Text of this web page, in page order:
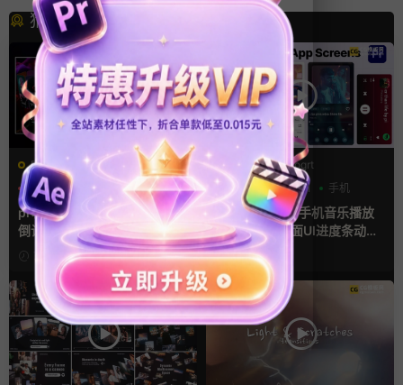
猜你喜欢
PR基本图形mogrt
PR基本图形
三维 倒计时
pr轮播模板 方屏竖屏4K展示
倒计时轮播图PR模版
7小时前
PR基本图形mogrt
PR基本图形
UI 手机
Premiere模板 手机音乐播放
器App软件界面UI进度条动画
视频样机pr模版
1天前